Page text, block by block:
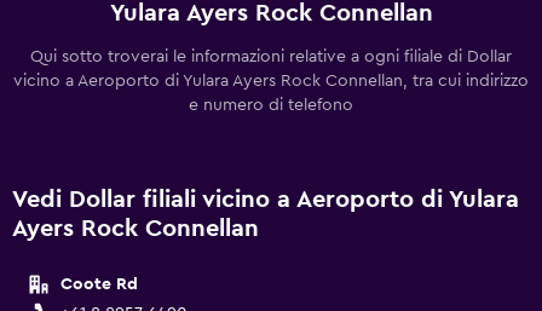
Yulara Ayers Rock Connellan
Qui sotto troverai le informazioni relative a ogni filiale di Dollar
vicino a Aeroporto di Yulara Ayers Rock Connellan, tra cui indirizzo
e numero di telefono
Vedi Dollar filiali vicino a Aeroporto di Yulara
Ayers Rock Connellan
Coote Rd